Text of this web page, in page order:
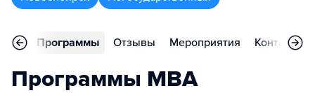
Программы Отзывы Мероприятия Контакты
Программы MBA